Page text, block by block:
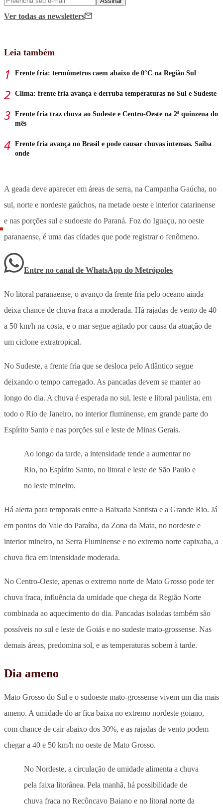
Ver todas as newsletters
Leia também
Frente fria: termômetros caem abaixo de 0°C na Região Sul
Clima: frente fria avança e derruba temperaturas no Sul e Sudeste
Frente fria traz chuva ao Sudeste e Centro-Oeste na 2ª quinzena do
mês
Frente fria avança no Brasil e pode causar chuvas intensas. Saiba
onde
A geada deve aparecer em áreas de serra, na Campanha Gaúcha, no
sul, norte e nordeste gaúchos, na metade oeste e interior catarinense
e nas porções sul e sudoeste do Paraná. Foz do Iguaçu, no oeste
paranaense, é uma das cidades que pode registrar o fenômeno.
Entre no canal de WhatsApp do Metrópoles
No litoral paranaense, o avanço da frente fria pelo oceano ainda
deixa chance de chuva fraca a moderada. Há rajadas de vento de 40
a 50 km/h na costa, e o mar segue agitado por causa da atuação de
um ciclone extratropical.
No Sudeste, a frente fria que se desloca pelo Atlântico segue
deixando o tempo carregado. As pancadas devem se manter ao
longo do dia. A chuva é esperada no sul, leste e litoral paulista, em
todo o Rio de Janeiro, no interior fluminense, em grande parte do
Espírito Santo e nas porções sul e leste de Minas Gerais.
Ao longo da tarde, a intensidade tende a aumentar no
Rio, no Espírito Santo, no litoral e leste de São Paulo e
no leste mineiro.
Há alerta para temporais entre a Baixada Santista e a Grande Rio. Já
em pontos do Vale do Paraíba, da Zona da Mata, no nordeste e
interior mineiro, na Serra Fluminense e no extremo norte capixaba, a
chuva fica em intensidade moderada.
No Centro-Oeste, apenas o extremo norte de Mato Grosso pode ter
chuva fraca, influência da umidade que chega da Região Norte
combinada ao aquecimento do dia. Pancadas isoladas também são
possíveis no sul e leste de Goiás e no sudeste mato-grossense. Nas
demais áreas, predomina sol, e as temperaturas sobem à tarde.
Dia ameno
Mato Grosso do Sul e o sudoeste mato-grossense vivem um dia mais
ameno. A umidade do ar fica baixa no extremo nordeste goiano,
com chance de cair abaixo dos 30%, e as rajadas de vento podem
chegar a 40 e 50 km/h no oeste de Mato Grosso.
No Nordeste, a circulação de umidade alimenta a chuva
pela faixa litorânea. Pela manhã, há possibilidade de
chuva fraca no Recôncavo Baiano e no litoral norte da